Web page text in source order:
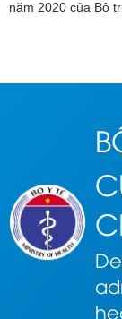
năm 2020 của Bộ